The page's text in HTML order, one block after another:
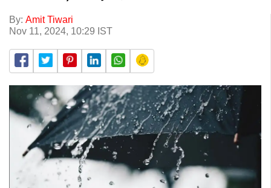
By: Amit Tiwari
Nov 11, 2024, 10:29 IST